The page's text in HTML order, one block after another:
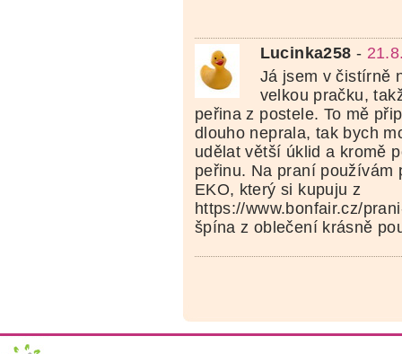
Lucinka258 -
Já jsem v čistírně
velkou pračku,
peřina z postele. To mě
dlouho neprala, tak bych
udělat větší úklid a kromě
peřinu. Na praní používám
EKO, který si kupuju z
https://www.bonfair.cz/
špína z oblečení krásně